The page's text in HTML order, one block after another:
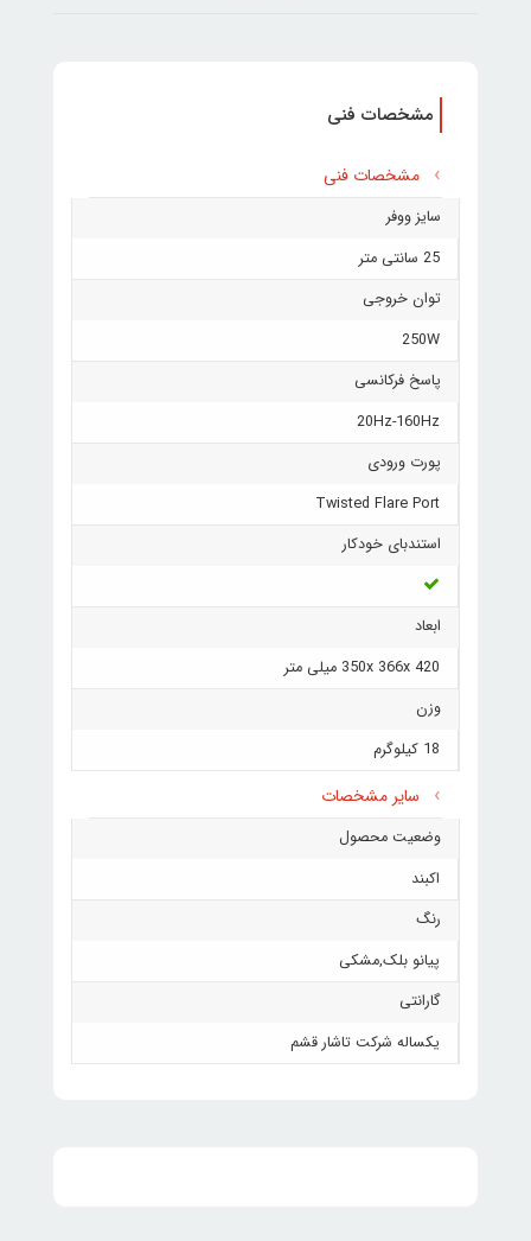
مشخصات فنی
مشخصات فنی
سایز ووفر
25 سانتی متر
توان خروجی
250W
پاسخ فرکانسی
20Hz-160Hz
پورت ورودی
Twisted Flare Port
استندبای خودکار
ابعاد
350x 366x 420 میلی متر
وزن
18 کیلوگرم
سایر مشخصات
وضعیت محصول
اکبند
رنگ
پیانو بلک,مشکی
گارانتی
یکساله شرکت تاشار قشم